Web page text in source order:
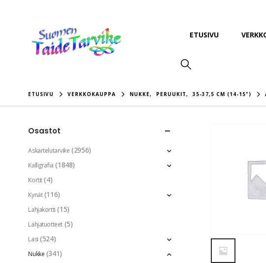
ETUSIVU
ETUSIVU VERKKOKAUPPA NUKKE, PERUUKIT, 35-37,5 CM (14-15")
Osastot
Askartelutarvike (2956)
Kalligrafia (1848)
Kortit (4)
Kynät (116)
Lahjakortti (15)
Lahjatuotteet (5)
Lasi (524)
Nukke (341)